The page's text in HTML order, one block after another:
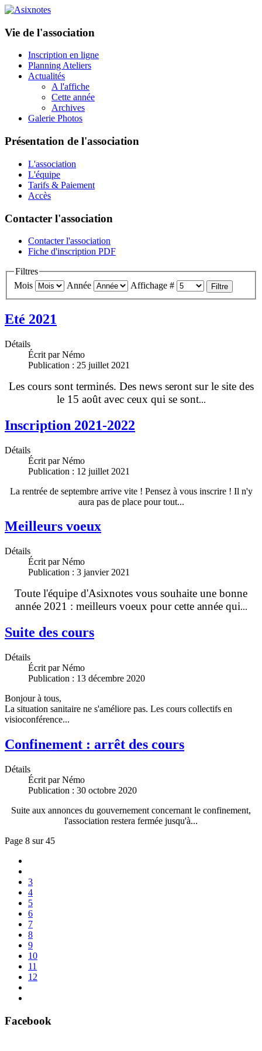
Vie de l'association
Inscription en ligne
Planning Ateliers
Actualités
A l'affiche
Cette année
Archives
Galerie Photos
Présentation de l'association
L'association
L'équipe
Tarifs & Paiement
Accès
Contacter l'association
Contacter l'association
Fiche d'inscription PDF
Filtres
Mois
Année Affichage # Filtre
Eté 2021
Détails
Écrit parNémo
Publication : 25 juillet 2021
Les cours sont terminés. Des news seront sur le site des
le 15 août avec ceux qui se sont...
Inscription 2021-2022
Détails
Écrit parNémo
Publication : 12 juillet 2021
La rentrée de septembre arrive vite ! Pensez à vous inscrire ! Il n'y
aura pas de place pour tout...
Meilleurs voeux
Détails
Écrit parNémo
Publication : 3 janvier 2021
Toute l'équipe d'Asixnotes vous souhaite une bonne
année 2021 : meilleurs voeux pour cette année qui...
Suite des cours
Détails
Écrit parNémo
Publication : 13 décembre 2020
Bonjour à tous,
La situation sanitaire ne s'améliore pas. Les cours collectifs en
visioconférence...
Confinement : arrêt des cours
Détails
Écrit parNémo
Publication : 30 octobre 2020
Suite aux annonces du gouvernement concernant le confinement,
l'association restera fermée jusqu'à...
Page 8 sur 45
3
4
5
6
7
8
9
10
11
12
Facebook